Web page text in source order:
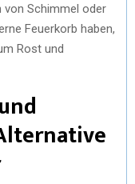
von Schimmel oder
Feuerkorb haben,
Rost und